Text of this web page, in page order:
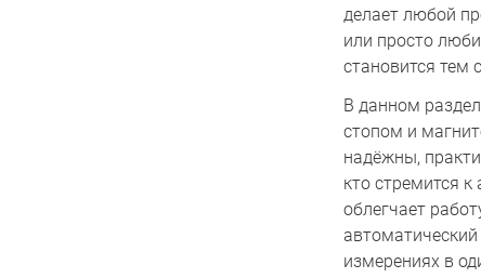
делает любой
или просто
становится тем
В данном
стопом и
надёжны,
кто стремится
облегчает
измерениях в